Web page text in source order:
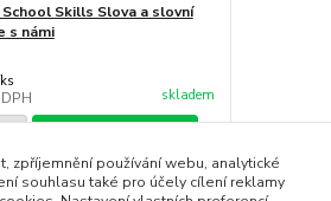
Skills Slova a slovní
s námi
ks
skladem
zpříjemnění používání webu, analytické
souhlasu také pro účely cílení reklamy